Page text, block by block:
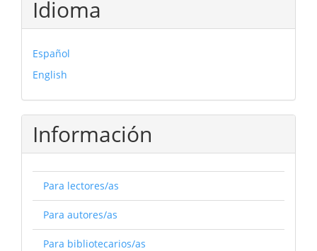
Idioma
Español
English
Información
Para lectores/as
Para autores/as
Para bibliotecarios/as